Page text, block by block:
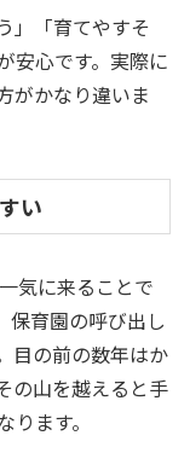
」「育てやすそ
安心です。実際に
がかなり違いま
い
気に来ることで
保育園の呼び出し
目の前の数年はか
の山を越えると手
ます。